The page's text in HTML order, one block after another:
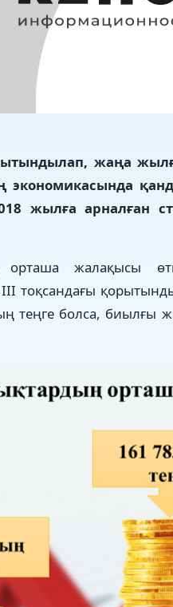
жаңа
экономикасында
жылға арналған
орташа жалақысы
тоқсандағы
теңге болса, биылғы